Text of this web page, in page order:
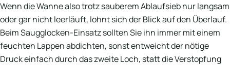
Wenn die Wanne also trotz sauberem Ablaufsieb nur langsam
oder gar nicht leerläuft, lohnt sich der Blick auf den Überlauf.
Beim Saugglocken-Einsatz sollten Sie ihn immer mit einem
feuchten Lappen abdichten, sonst entweicht der nötige
Druck einfach durch das zweite Loch, statt die Verstopfung